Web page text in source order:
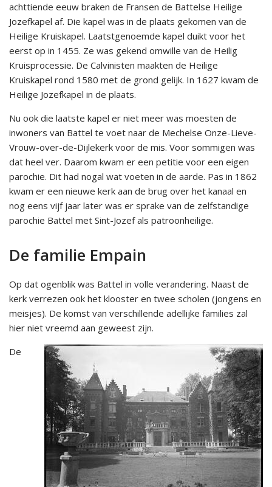
achttiende eeuw braken de Fransen de Battelse Heilige
Jozefkapel af. Die kapel was in de plaats gekomen van de
Heilige Kruiskapel. Laatstgenoemde kapel duikt voor het
eerst op in 1455. Ze was gekend omwille van de Heilig
Kruisprocessie. De Calvinisten maakten de Heilige
Kruiskapel rond 1580 met de grond gelijk. In 1627 kwam de
Heilige Jozefkapel in de plaats.
Nu ook die laatste kapel er niet meer was moesten de
inwoners van Battel te voet naar de Mechelse Onze-Lieve-
Vrouw-over-de-Dijlekerk voor de mis. Voor sommigen was
dat heel ver. Daarom kwam er een petitie voor een eigen
parochie. Dit had nogal wat voeten in de aarde. Pas in 1862
kwam er een nieuwe kerk aan de brug over het kanaal en
nog eens vijf jaar later was er sprake van de zelfstandige
parochie Battel met Sint-Jozef als patroonheilige.
De familie Empain
Op dat ogenblik was Battel in volle verandering. Naast de
kerk verrezen ook het klooster en twee scholen (jongens en
meisjes). De komst van verschillende adellijke families zal
hier niet vreemd aan geweest zijn.
De